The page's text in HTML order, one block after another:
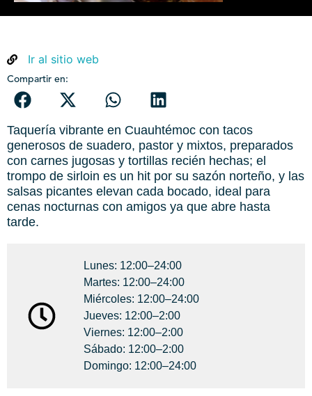
Ir al sitio web
Compartir en:
Taquería vibrante en Cuauhtémoc con tacos
generosos de suadero, pastor y mixtos, preparados
con carnes jugosas y tortillas recién hechas; el
trompo de sirloin es un hit por su sazón norteño, y las
salsas picantes elevan cada bocado, ideal para
cenas nocturnas con amigos ya que abre hasta
tarde.
Lunes: 12:00–24:00
Martes: 12:00–24:00
Miércoles: 12:00–24:00
Jueves: 12:00–2:00
Viernes: 12:00–2:00
Sábado: 12:00–2:00
Domingo: 12:00–24:00